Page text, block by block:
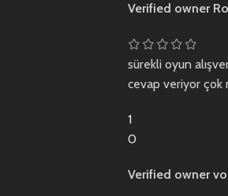
Verified owner
sürekli oyun
cevap veriyor çok
1
0
Verified owner